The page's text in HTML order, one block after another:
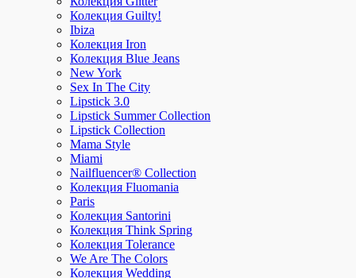
Колекция Guilty!
Ibiza
Колекция Iron
Колекция Blue Jeans
New York
Sex In The City
Lipstick 3.0
Lipstick Summer Collection
Lipstick Collection
Mama Style
Miami
Nailfluencer® Collection
Колекция Fluomania
Paris
Колекция Santorini
Колекция Think Spring
Колекция Tolerance
We Are The Colors
Колекция Wedding